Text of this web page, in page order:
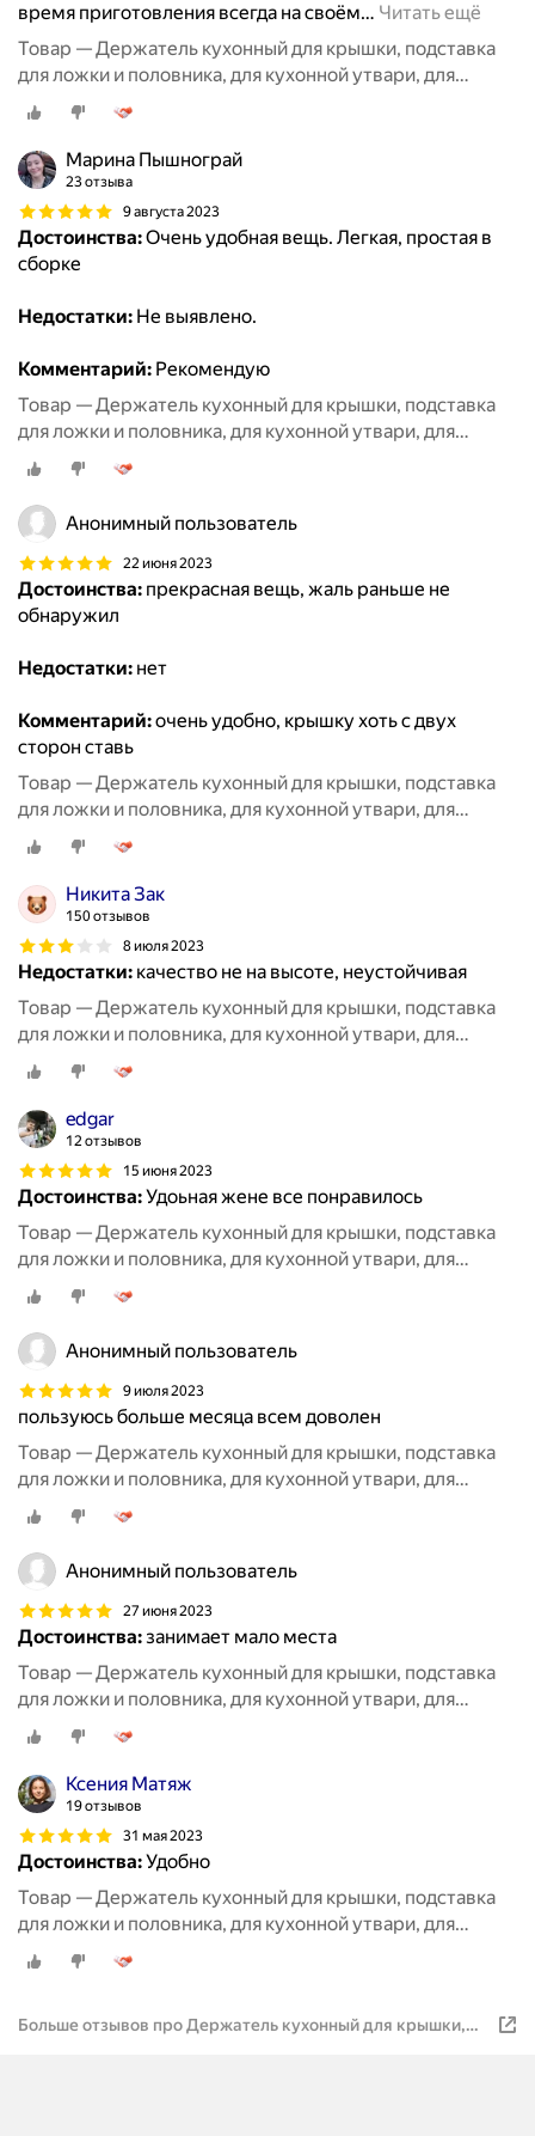
время приготовления всегда на своём… Читать ещё
Товар — Держатель кухонный для крышки, подставка
для ложки и половника, для кухонной утвари, для
разделочной доски
Марина Пышнограй
23 отзыва
9 августа 2023
Достоинства:Очень удобная вещь. Легкая, простая в
сборке
Недостатки: Не выявлено.
Комментарий: Рекомендую
Товар — Держатель кухонный для крышки, подставка
для ложки и половника, для кухонной утвари, для
разделочной доски
Анонимный пользователь
22 июня 2023
Достоинства: прекрасная вещь, жаль раньше не
обнаружил
Недостатки: нет
Комментарий:очень удобно, крышку хоть с двух
сторон ставь
Товар — Держатель кухонный для крышки, подставка
для ложки и половника, для кухонной утвари, для
разделочной доски
Никита Зак
150 отзывов
8 июля 2023
Недостатки: качество не на высоте, неустойчивая
Товар — Держатель кухонный для крышки, подставка
для ложки и половника, для кухонной утвари, для
разделочной доски
edgar
12 отзывов
15 июня 2023
Достоинства:Удоьная жене все понравилось
Товар — Держатель кухонный для крышки, подставка
для ложки и половника, для кухонной утвари, для
разделочной доски
Анонимный пользователь
9 июля 2023
пользуюсь больше месяца всем доволен
Товар — Держатель кухонный для крышки, подставка
для ложки и половника, для кухонной утвари, для
разделочной доски
Анонимный пользователь
27 июня 2023
Достоинства:занимает мало места
Товар — Держатель кухонный для крышки, подставка
для ложки и половника, для кухонной утвари, для
разделочной доски
Ксения Матяж
19 отзывов
31 мая 2023
Достоинства:Удобно
Товар — Держатель кухонный для крышки, подставка
для ложки и половника, для кухонной утвари, для
разделочной доски
Больше отзывов про Держатель кухонный для крышки,